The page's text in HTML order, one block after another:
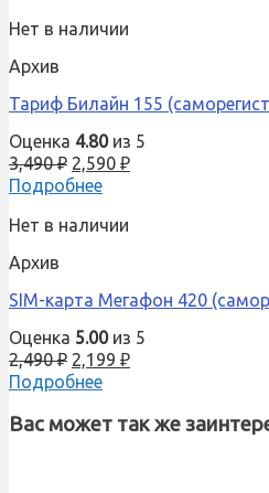
Нет в наличии
Архив
Тариф Билайн 155
Оценка 4.80из 5
3,490₽ 2,590 ₽
Подробнее
Нет в наличии
Архив
SIM-карта Мегафон 420
Оценка 5.00из 5
2,490₽ 2,199 ₽
Подробнее
Вас может так же